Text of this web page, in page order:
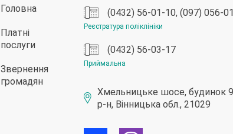
Головна
Платні
послуги
Звернення
громадян
(0432) 56-01-10, (097) 056-
Реєстратура поліклініки
(0432) 56-03-17
Приймальна
Хмельницьке шосе, будинок
р-н, Вінницька обл., 21029